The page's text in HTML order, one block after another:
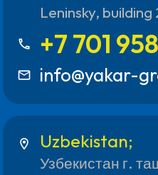
Leninsky, building
call +7 701
mail_outline info@yakar-
location_on Uzbekistan;
Узбекистан г.